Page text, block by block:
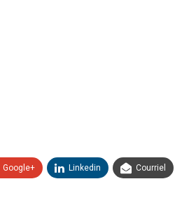
Google+ Linkedin Courriel